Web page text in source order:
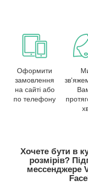
Оформити
замовлення
на сайті або
по телефону
Хочете бути в
розмірів?
месcенджере